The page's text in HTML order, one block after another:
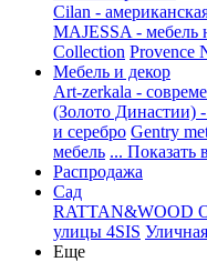
Cilan -
MAJESSA - мебель
Collection Provence
Мебель и декор
Art-zerkala -
(Золото Династии)
и серебро Gentry
мебель ... Показать
Распродажа
Сад
RATTAN&WOOD
улицы 4SIS
Еще